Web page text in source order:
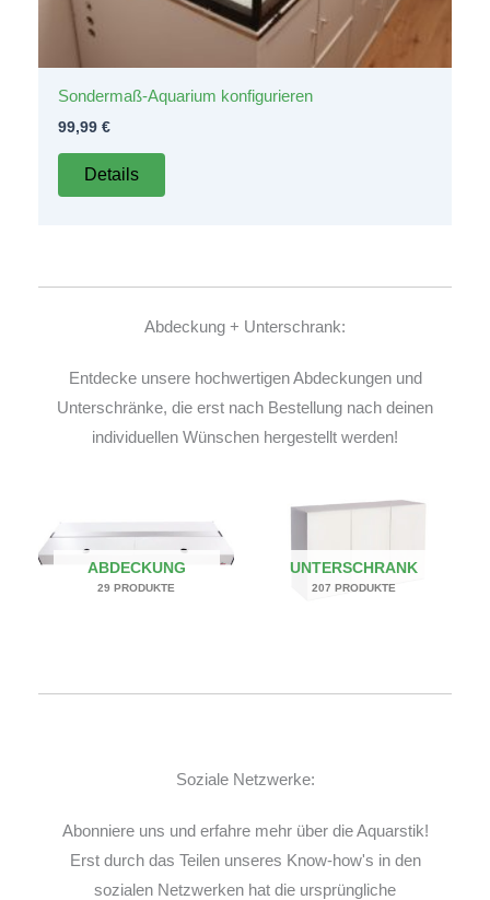
Sondermaß-Aquarium konfigurieren
99,99 €
Details
Abdeckung + Unterschrank:
Entdecke unsere hochwertigen Abdeckungen und
Unterschränke, die erst nach Bestellung nach deinen
individuellen Wünschen hergestellt werden!
ABDECKUNG
29 PRODUKTE
UNTERSCHRANK
207 PRODUKTE
Soziale Netzwerke:
Abonniere uns und erfahre mehr über die Aquarstik!
Erst durch das Teilen unseres Know-how's in den
sozialen Netzwerken hat die ursprüngliche